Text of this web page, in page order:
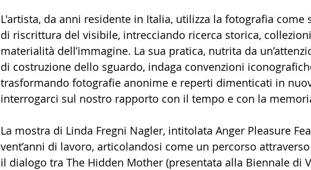
L'artista, da anni residente in Italia, utilizza la fotografia
di riscrittura del visibile, intrecciando ricerca storica,
materialità dell’immagine. La sua pratica, nutrita da
di costruzione dello sguardo, indaga convenzioni
trasformando fotografie anonime e reperti dimenticati in
interrogarci sul nostro rapporto con il tempo e con la
La mostra di Linda Fregni Nagler, intitolata Anger Pleasure
vent’anni di lavoro, articolandosi come un percorso
il dialogo tra The Hidden Mother (presentata alla Biennale di